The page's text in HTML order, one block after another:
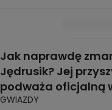
Jak naprawdę
Jędrusik? Jej
podważa oficjalną
GWIAZDY